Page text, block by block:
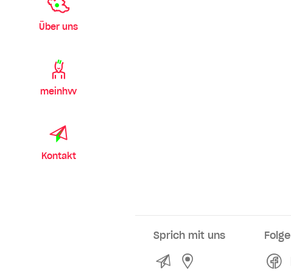
Über uns
meinhvv
Kontakt
Sprich mit uns
KontaktService- und